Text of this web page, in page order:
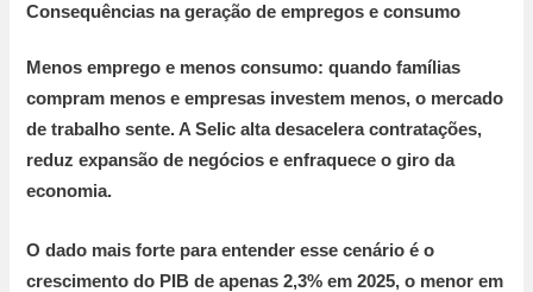
Consequências na geração de empregos e consumo
Menos emprego e menos consumo: quando famílias
compram menos e empresas investem menos, o mercado
de trabalho sente. A Selic alta desacelera contratações,
reduz expansão de negócios e enfraquece o giro da
economia.
O dado mais forte para entender esse cenário é o
crescimento do PIB de apenas2,3% em 2025, o menor em